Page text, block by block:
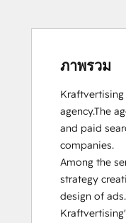
ภาพรวม
agency.The
and paid
companies.
Among the
strategy
design of ads.